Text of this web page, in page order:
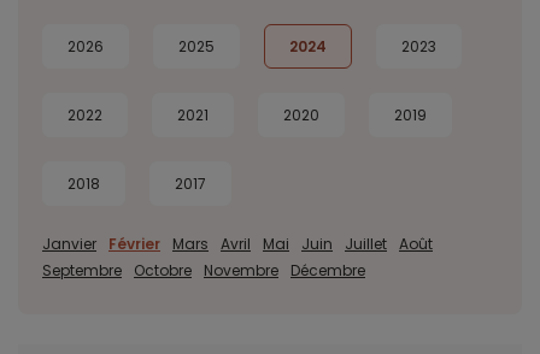
2026 2025 2024 2023
2022 2021 2020 2019
2018 2017
Janvier Février Mars Avril Mai Juin Juillet Août
Septembre
Octobre Novembre Décembre